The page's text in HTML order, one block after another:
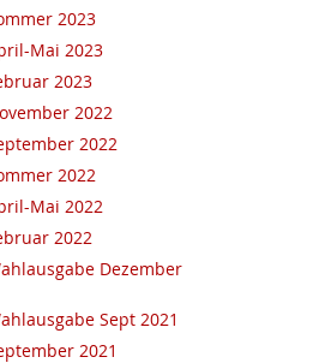
2023
Mai 2023
2023
2022
2022
2022
Mai 2022
2022
Dezember
Sept 2021
2021